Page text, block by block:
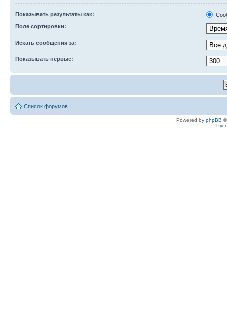
Показывать результаты как:
Поле сортировки:
Искать сообщения за:
Показывать первые:
Список форумов
Powered by phpBB